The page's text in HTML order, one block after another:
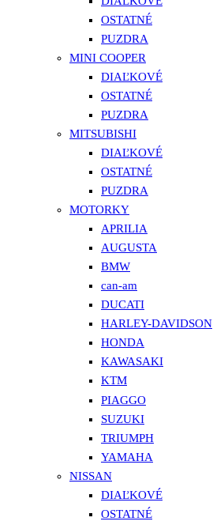
OSTATNÉ
PUZDRA
MINI COOPER
DIAĽKOVÉ
OSTATNÉ
PUZDRA
MITSUBISHI
DIAĽKOVÉ
OSTATNÉ
PUZDRA
MOTORKY
APRILIA
AUGUSTA
BMW
can-am
DUCATI
HARLEY-DAVIDSON
HONDA
KAWASAKI
KTM
PIAGGO
SUZUKI
TRIUMPH
YAMAHA
NISSAN
DIAĽKOVÉ
OSTATNÉ